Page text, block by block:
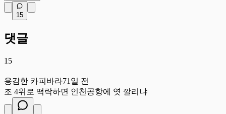
15
댓글
15
용감한 카피바라71일 전
조 4위로 떡락하면 인천공항에 엿 깔리냐